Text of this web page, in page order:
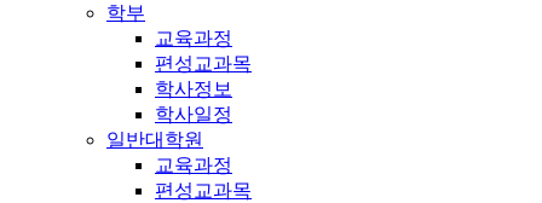
학부
교육과정
편성교과목
학사정보
학사일정
일반대학원
교육과정
편성교과목